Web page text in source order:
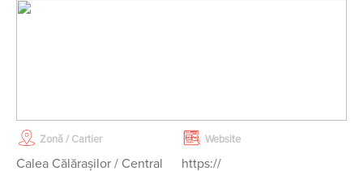
Zonă / Cartier
Calea Călăraşilor / Central
Website
https://